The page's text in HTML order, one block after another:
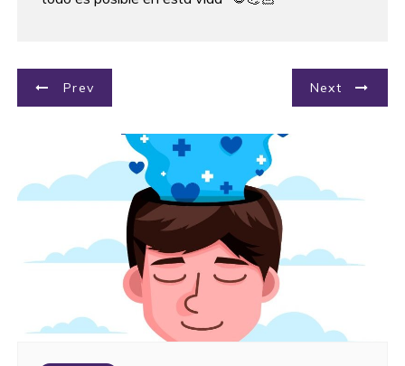
N
e
Prev Next